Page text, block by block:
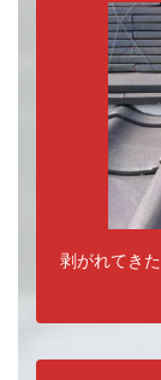
剥がれてき